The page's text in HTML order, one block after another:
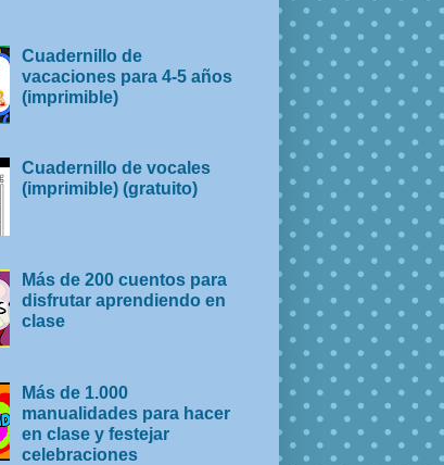
Cuadernillo de
vacaciones para 4-5 años
(imprimible)
Cuadernillo de vocales
(imprimible) (gratuito)
Más de 200 cuentos para
disfrutar aprendiendo en
clase
Más de 1.000
manualidades para hacer
en clase y festejar
celebraciones